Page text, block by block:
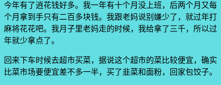
今年有了逍花钱好多。我一年有十个月没上班，后两个月又每
个月拿到手只有二百多块钱。我跟老妈说别嫌少了，就过年打
麻将花花吧。我月子里老妈走的时候，我给拿了三千，所以过
年就少拿点了。
回来下车时候去超市买菜，据说这个超市的菜比较便宜，确实
比菜市场要便宜差不多一半，买了韭菜和面粉，回家包饺子。